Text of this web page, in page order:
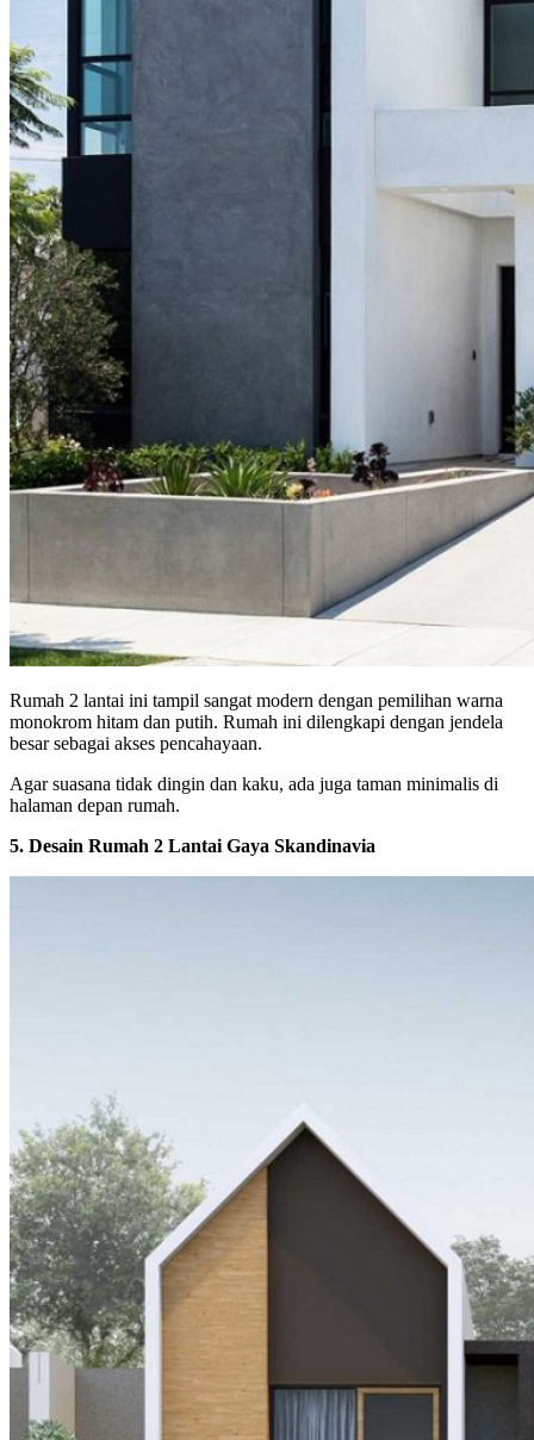
Rumah 2 lantai ini tampil sangat modern dengan pemilihan warna
monokrom hitam dan putih. Rumah ini dilengkapi dengan jendela
besar sebagai akses pencahayaan.
Agar suasana tidak dingin dan kaku, ada juga taman minimalis di
halaman depan rumah.
5. Desain Rumah 2 Lantai Gaya Skandinavia